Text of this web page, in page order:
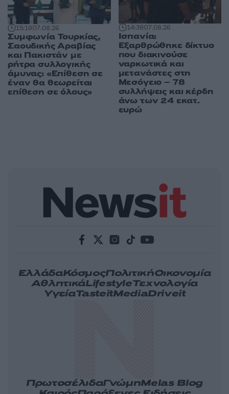
15:1907.08.26
Συμφωνία Τουρκίας,
Σαουδικής Αραβίας
και Πακιστάν με
ρήτρα συλλογικής
άμυνας: «Επίθεση σε
έναν θα θεωρείται
επίθεση σε όλους»
14:3907.08.26
Ισπανία:
Εξαρθρώθηκε δίκτυο
που διακινούσε
ναρκωτικά και
μετανάστες στη
Μεσόγειο – 78
συλλήψεις και κέρδη
άνω των 24 εκατ.
ευρώ
ΕλλάδαΚόσμοςΠολιτικήΟικονομία
ΑθλητικάLifestyleΤεχνολογία
ΥγείαTasteitMediaDriveit
ΠρωτοσέλιδαΓνώμηMelas Blog